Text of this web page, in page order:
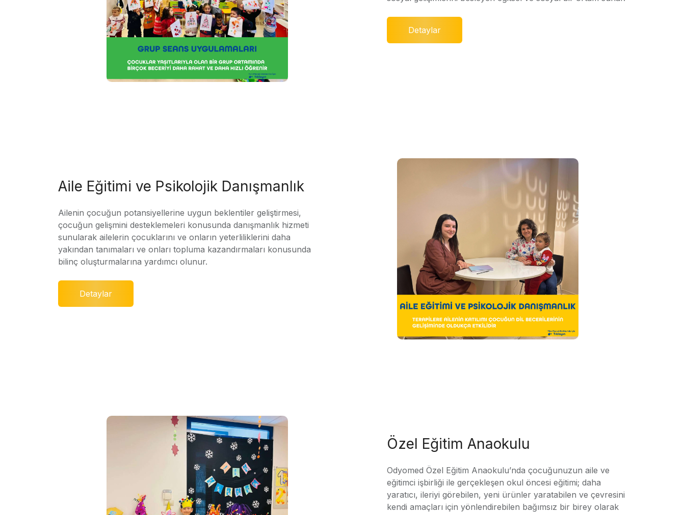
Detaylar
Aile Eğitimi ve Psikolojik Danışmanlık
Ailenin çocuğun potansiyellerine uygun beklentiler geliştirmesi,
çocuğun gelişmini desteklemeleri konusunda danışmanlık hizmeti
sunularak ailelerin çocuklarını ve onların yeterliliklerini daha
yakından tanımaları ve onları topluma kazandırmaları konusunda
bilinç oluşturmalarına yardımcı olunur.
Detaylar
Özel Eğitim Anaokulu
Odyomed Özel Eğitim Anaokulu’nda çocuğunuzun aile ve
eğitimci işbirliği ile gerçekleşen okul öncesi eğitimi; daha
yaratıcı, ileriyi görebilen, yeni ürünler yaratabilen ve çevresini
kendi amaçları için yönlendirebilen bağımsız bir birey olarak